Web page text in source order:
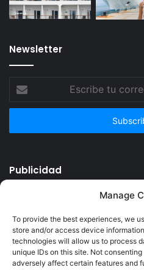
Manage
To provide the best experiences, we
store and/or access device
technologies will allow us to process
unique IDs on this site. Not
adversely affect certain features and
Newsletter
correo
Publicidad